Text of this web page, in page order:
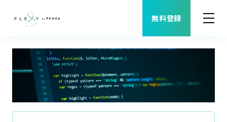
無料登録
案件検索
職種から案件を探す